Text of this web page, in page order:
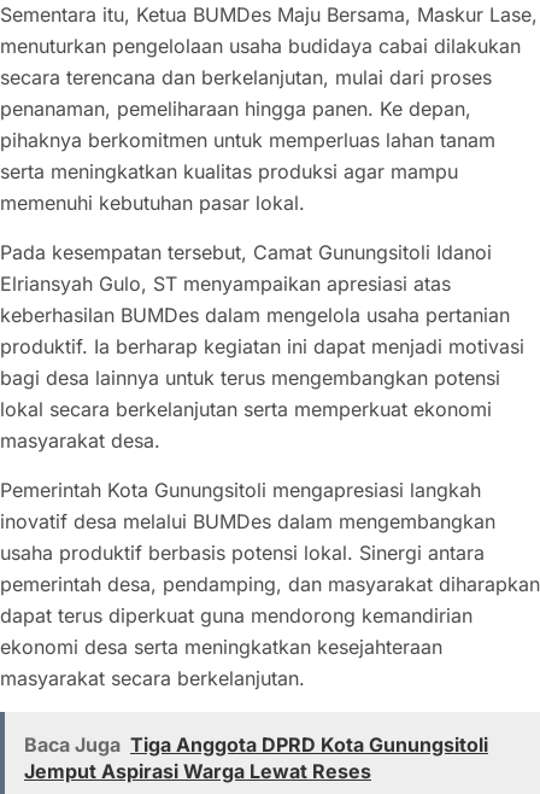
Sementara itu, Ketua BUMDes Maju Bersama, Maskur Lase,
menuturkan pengelolaan usaha budidaya cabai dilakukan
secara terencana dan berkelanjutan, mulai dari proses
penanaman, pemeliharaan hingga panen. Ke depan,
pihaknya berkomitmen untuk memperluas lahan tanam
serta meningkatkan kualitas produksi agar mampu
memenuhi kebutuhan pasar lokal.
Pada kesempatan tersebut, Camat Gunungsitoli Idanoi
Elriansyah Gulo, ST menyampaikan apresiasi atas
keberhasilan BUMDes dalam mengelola usaha pertanian
produktif. Ia berharap kegiatan ini dapat menjadi motivasi
bagi desa lainnya untuk terus mengembangkan potensi
lokal secara berkelanjutan serta memperkuat ekonomi
masyarakat desa.
Pemerintah Kota Gunungsitoli mengapresiasi langkah
inovatif desa melalui BUMDes dalam mengembangkan
usaha produktif berbasis potensi lokal. Sinergi antara
pemerintah desa, pendamping, dan masyarakat diharapkan
dapat terus diperkuat guna mendorong kemandirian
ekonomi desa serta meningkatkan kesejahteraan
masyarakat secara berkelanjutan.
Baca Juga Tiga Anggota DPRD Kota Gunungsitoli
Jemput Aspirasi Warga Lewat Reses